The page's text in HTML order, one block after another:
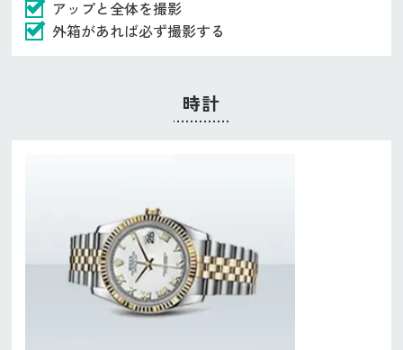
アップと全体を撮影
外箱があれば必ず撮影する
時計